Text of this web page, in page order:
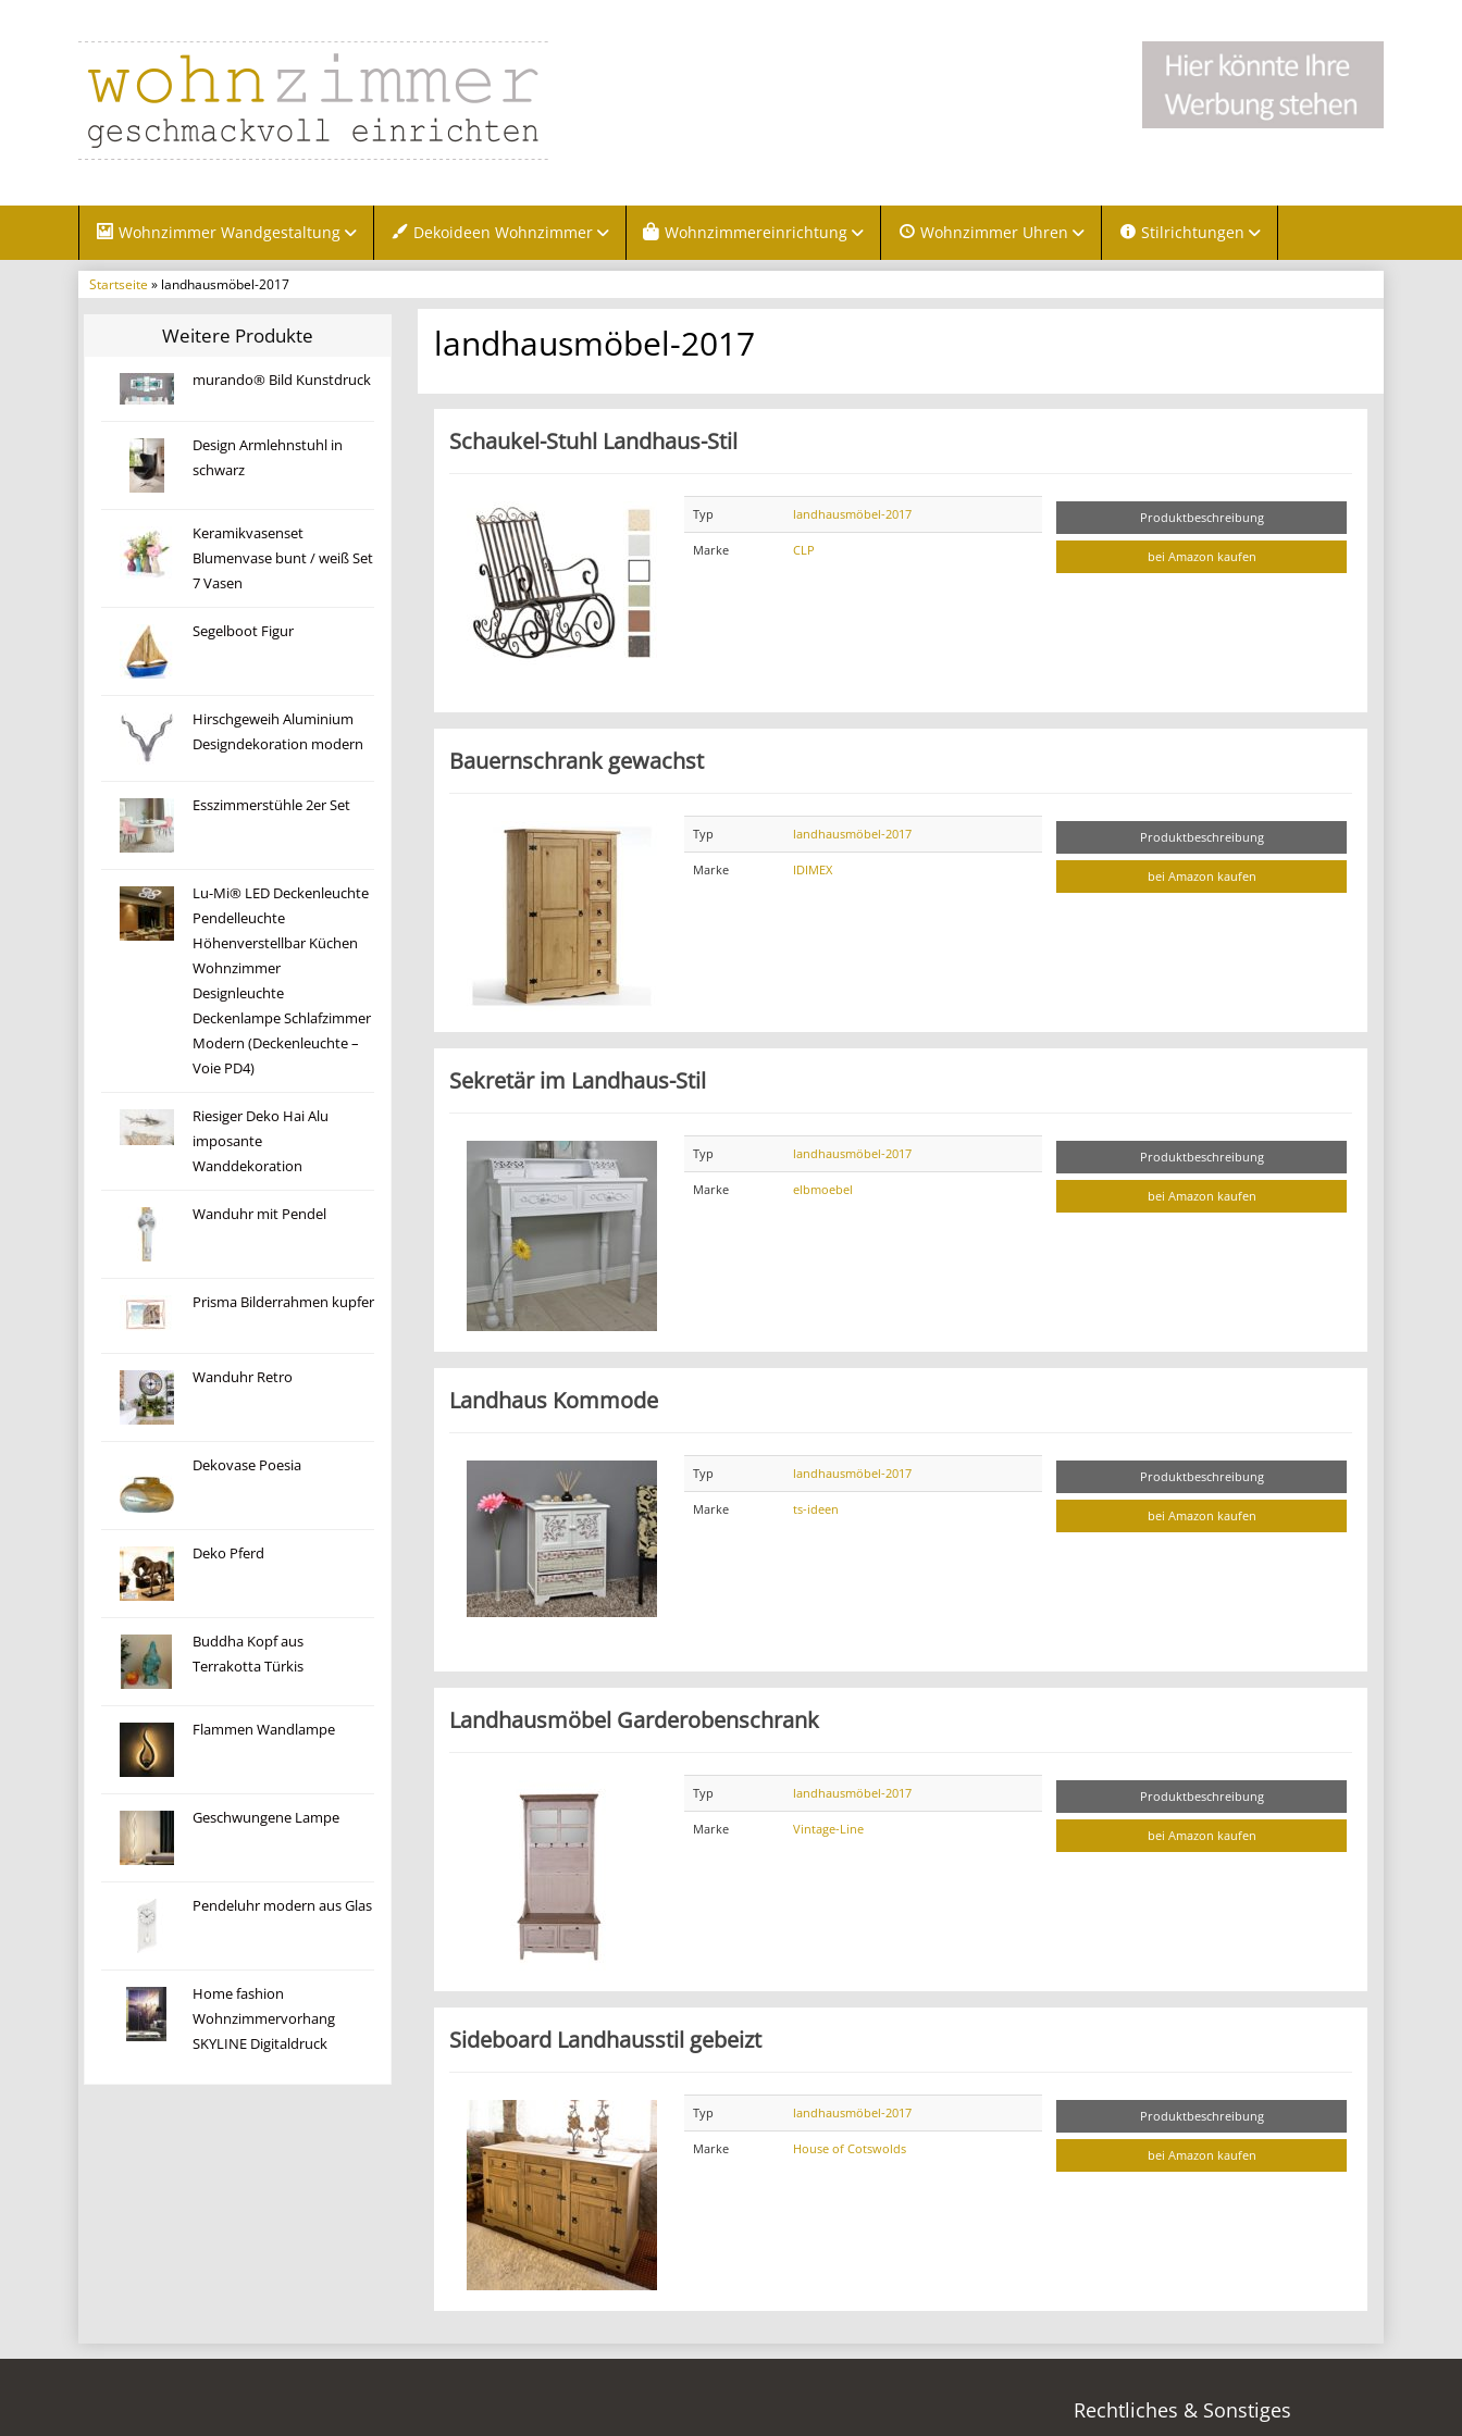
Wohnzimmer Wandgestaltung Dekoideen Wohnzimmer Wohnzimmereinrichtung Wohnzimmer Uhren Stilrichtungen
Startseite» landhausmöbel-2017
Weitere Produkte
murando® Bild Kunstdruck
Design Armlehnstuhl in
schwarz
Keramikvasenset
Blumenvase bunt / weiß Set
7 Vasen
Segelboot Figur
Hirschgeweih Aluminium
Designdekoration modern
Esszimmerstühle 2er Set
Lu-Mi® LED Deckenleuchte
Pendelleuchte
Höhenverstellbar Küchen
Wohnzimmer
Designleuchte
Deckenlampe Schlafzimmer
Modern (Deckenleuchte –
Voie PD4)
Riesiger Deko Hai Alu
imposante
Wanddekoration
Wanduhr mit Pendel
Prisma Bilderrahmen kupfer
Wanduhr Retro
Dekovase Poesia
Deko Pferd
Buddha Kopf aus
Terrakotta Türkis
Flammen Wandlampe
Geschwungene Lampe
Pendeluhr modern aus Glas
Home fashion
Wohnzimmervorhang
SKYLINE Digitaldruck
landhausmöbel-2017
Schaukel-Stuhl Landhaus-Stil
Typ landhausmöbel-2017
Marke CLP
Produktbeschreibung
bei Amazon kaufen
Bauernschrank gewachst
Typ landhausmöbel-2017
Marke IDIMEX
Produktbeschreibung
bei Amazon kaufen
Sekretär im Landhaus-Stil
Typ landhausmöbel-2017
Marke elbmoebel
Produktbeschreibung
bei Amazon kaufen
Landhaus Kommode
Typ landhausmöbel-2017
Marke ts-ideen
Produktbeschreibung
bei Amazon kaufen
Landhausmöbel Garderobenschrank
Typ landhausmöbel-2017
Marke Vintage-Line
Produktbeschreibung
bei Amazon kaufen
Sideboard Landhausstil gebeizt
Typ landhausmöbel-2017
Marke House of Cotswolds
Produktbeschreibung
bei Amazon kaufen
Rechtliches & Sonstiges